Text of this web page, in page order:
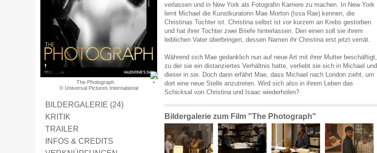
The Photograph
© Universal Pictures International
BILDERGALERIE (24)
KRITIK
TRAILER
INFOS & CREDITS
verlassen und in New York als Fotografin Karriere zu machen. In New York
lernt Michael die Kunstkuratorin Mae Morton (Issa Rae) kennen, die
Christinas Tochter ist. Christina selbst ist vor kurzem an Krebs gestorben
und hat ihrer Tochter zwei Briefe hinterlassen. Den einen soll sie ihrem
leiblichen Vater überbringen, dessen Namen ihr Christina erst jetzt verrät.
Während sich Mae gedanklich nun auf neue Art mit ihrer Mutter beschäftigt,
zu der sie ein distanziertes Verhältnis hatte, verliebt sie sich in Michael und
dieser in sie. Doch dann erfährt Mae, dass Michael nach London zieht, um
dort eine neue Stelle anzutreten. Wird sich also in ihrem Leben das
Schicksal von Christina und Isaac wiederholen?
Bildergalerie zum Film "The Photograph"